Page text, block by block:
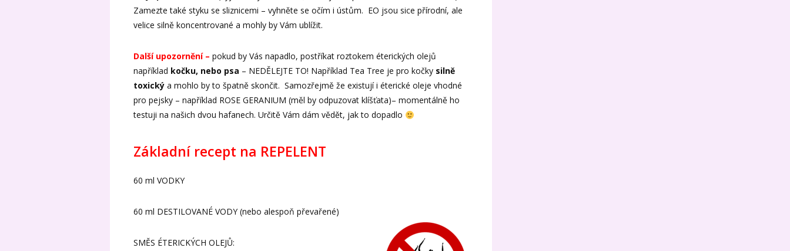
Zamezte také styku se sliznicemi – vyhněte se očím i ústům. EO jsou sice přírodní, ale
velice silně koncentrované a mohly by Vám ublížit.
Další upozornění – pokud by Vás napadlo, postříkat roztokem éterických olejů
například kočku, nebo psa – NEDĚLEJTE TO! Například Tea Tree je pro kočky silně
toxický a mohlo by to špatně skončit. Samozřejmě že existují i éterické oleje vhodné
pro pejsky – například ROSE GERANIUM (měl by odpuzovat klíšťata)– momentálně ho
testuji na našich dvou hafanech. Určitě Vám dám vědět, jak to dopadlo
Základní recept na REPELENT
60 ml VODKY
60 ml DESTILOVANÉ VODY (nebo alespoň převařené)
SMĚS ÉTERICKÝCH OLEJŮ: